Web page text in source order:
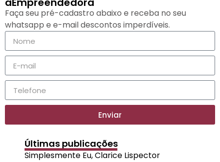
Faça seu pré-cadastro abaixo e receba no seu
whatsapp e e-mail descontos imperdíveis.
Enviar
Últimas publicações
Simplesmente Eu, Clarice Lispector